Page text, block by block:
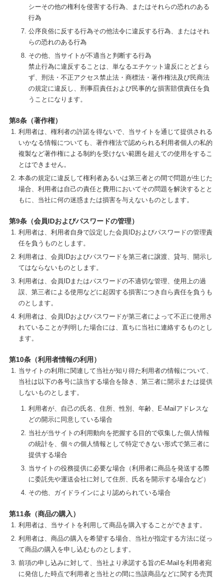
シーその他の権利を侵害する行為、またはそれらの恐れのある
行為
公序良俗に反する行為その他法令に違反する行為、またはそれ
らの恐れのある行為
その他、当サイトが不適当と判断する行為
禁止行為に違反することは、単なるエチケット違反にとどまら
ず、刑法・不正アクセス禁止法・商標法・著作権法及び民商法
の規定に違反し、刑事罰責任および民事的な損害賠償責任を負
うことになります。
第8条（著作権）
利用者は、権利者の許諾を得ないで、当サイトを通じて提供される
いかなる情報についても、著作権法で認められる利用者個人の私的
複製など著作権による制約を受けない範囲を超えての使用をするこ
とはできません。
本条の規定に違反して権利者あるいは第三者との間で問題が生じた
場合、利用者は自己の責任と費用においてその問題を解決するとと
もに、当社に何の迷惑または損害を与えないものとします。
第9条（会員IDおよびパスワードの管理）
利用者は、利用者自身で設定した会員IDおよびパスワードの管理責
任を負うものとします。
利用者は、会員IDおよびパスワードを第三者に譲渡、貸与、開示し
てはならないものとします。
利用者は、会員IDまたはパスワードの不適切な管理、使用上の過
誤、第三者による使用などに起因する損害につき自ら責任を負うも
のとします。
利用者は、会員IDおよびパスワードが第三者によって不正に使用さ
れていることが判明した場合には、直ちに当社に連絡するものとし
ます。
第10条（利用者情報の利用）
当サイトの利用に関連して当社が知り得た利用者の情報について、
当社は以下の各号に該当する場合を除き、第三者に開示または提供
しないものとします。
利用者が、自己の氏名、住所、性別、年齢、E-Mailアドレスな
どの開示に同意している場合
当社が当サイトの利用動向を把握する目的で収集した個人情報
の統計を、個々の個人情報として特定できない形式で第三者に
提供する場合
当サイトの役務提供に必要な場合（利用者に商品を発送する際
に委託先や運送会社に対して住所、氏名を開示する場合など）
その他、ガイドラインにより認められている場合
第11条（商品の購入）
利用者は、当サイトを利用して商品を購入することができます。
利用者は、商品の購入を希望する場合、当社が指定する方法に従っ
て商品の購入を申し込むものとします。
前項の申し込みに対して、当社より承諾する旨のE-Mailを利用者宛
に発信した時点で利用者と当社との間に当該商品などに関する売買